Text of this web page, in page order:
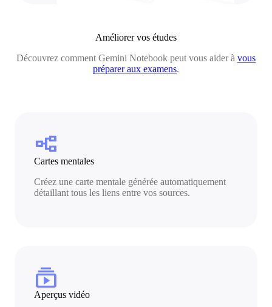
Améliorer vos études
Découvrez comment Gemini Notebook peut vous aider à vous
préparer aux examens.
flowchart
Cartes mentales
Créez une carte mentale générée automatiquement
détaillant tous les liens entre vos sources.
subscriptions
Aperçus vidéo